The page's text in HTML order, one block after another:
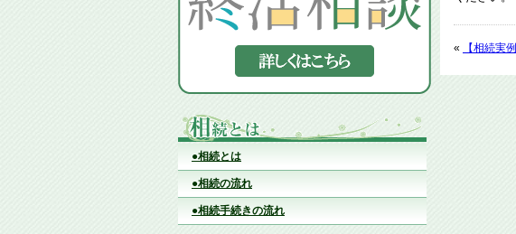
●相続とは
●相続の流れ
●相続手続きの流れ
« 【相続実例